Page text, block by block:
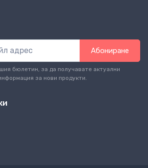
Абониране
бюлетин, за да получавате актуални
за нови продукти.